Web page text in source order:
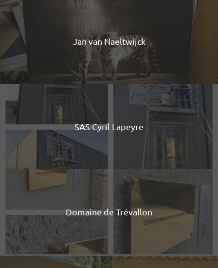
Jan van Naeltwijck
SAS Cyril Lapeyre
Domaine de Trévallon